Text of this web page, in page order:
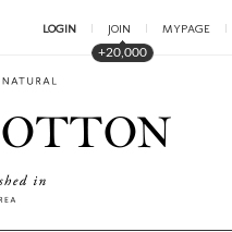
LOGIN JOIN
+20,000
MYPAGE